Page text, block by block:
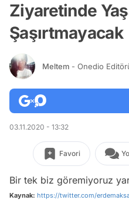
Ziyaretinde
Şaşırtmayacak
Meltem - Onedio
03.11.2020 - 13:32
Favori
Bir tek biz göremiyoruz
Kaynak: https://twitter.com/